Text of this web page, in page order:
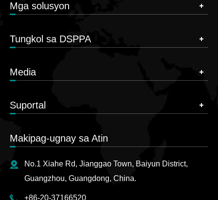
Mga solusyon
Tungkol sa DSPPA
Media
Suportal
Makipag-ugnay sa Atin
No.1 Xiahe Rd, Jianggao Town, Baiyun District,
Guangzhou, Guangdong, China.
+86-20-37166520